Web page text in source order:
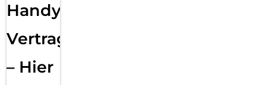
Handy
Vertragsabwicklung
– Hier